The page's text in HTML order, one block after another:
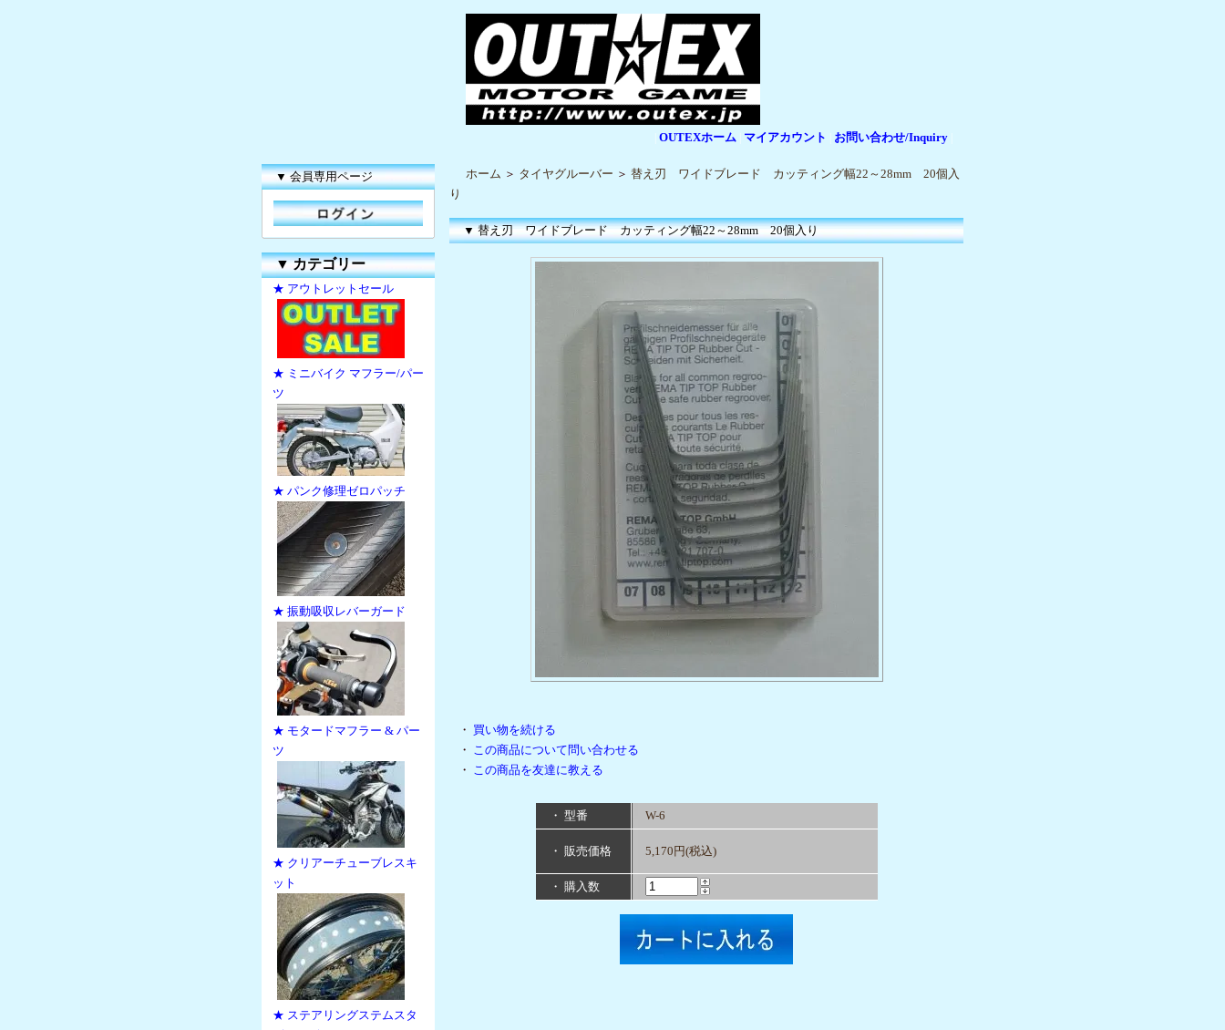
OUTEXホーム マイアカウント お問い合わせ/Inquiry
▼ 会員専用ページ
▼カテゴリー
★ アウトレットセール
★ ミニバイク マフラー/パー
ツ
★ パンク修理ゼロパッチ
★ 振動吸収レバーガード
★ モタードマフラー & パー
ツ
★ クリアーチューブレスキ
ット
★ ステアリングステムスタ
ホーム ＞ タイヤグルーバー ＞ 替え刃 ワイドブレード カッティング幅22～28mm 20個入
り
▼ 替え刃 ワイドブレード カッティング幅22～28mm 20個入り
・ 買い物を続ける
・ この商品について問い合わせる
・ この商品を友達に教える
・ 型番 W-6
・ 販売価格 5,170円(税込)
・ 購入数